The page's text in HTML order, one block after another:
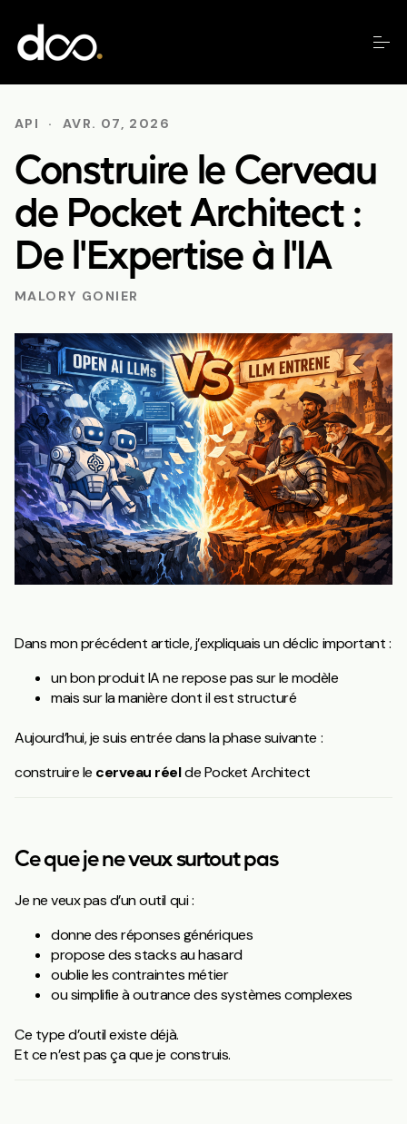
API · AVR. 07, 2026
Construire le Cerveau
de Pocket Architect :
De l'Expertise à l'IA
MALORY GONIER
Dans mon précédent article, j’expliquais un déclic important :
un bon produit IA ne repose pas sur le modèle
mais sur la manière dont il est structuré
Aujourd’hui, je suis entrée dans la phase suivante :
construire le cerveau réelde Pocket Architect
Ce que je ne veux surtout pas
Je ne veux pas d’un outil qui :
donne des réponses génériques
propose des stacks au hasard
oublie les contraintes métier
ou simplifie à outrance des systèmes complexes
Ce type d’outil existe déjà.
Et ce n’est pas ça que je construis.